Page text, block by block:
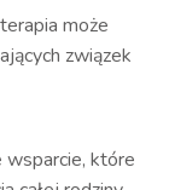
może
związek
wsparcie, które